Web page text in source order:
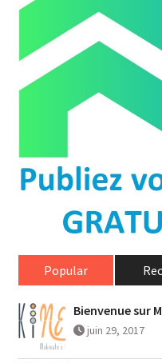
Popular
Bienvenue sur
juin 29, 2017